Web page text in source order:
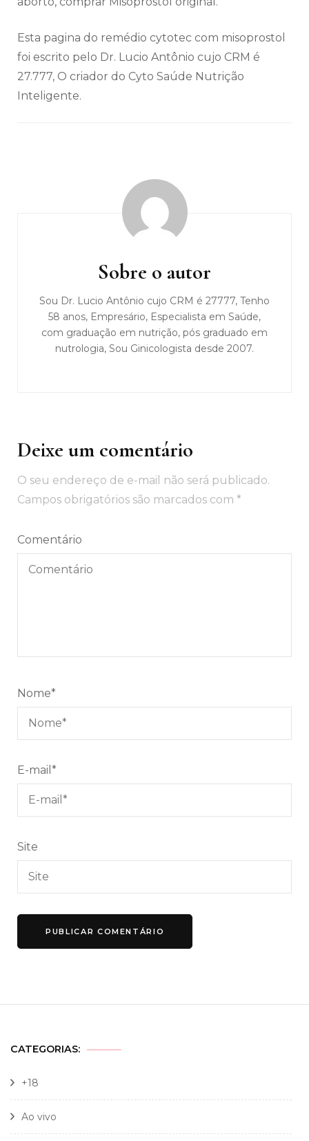
Esta pagina do remédio cytotec com misoprostol
foi escrito pelo Dr. Lucio Antônio cujo CRM é
27.777, O criador do Cyto Saúde Nutrição
Inteligente.
Sobre o autor
Sou Dr. Lucio Antônio cujo CRM é 27777, Tenho
58 anos, Empresário, Especialista em Saúde,
com graduação em nutrição, pós graduado em
nutrologia, Sou Ginicologista desde 2007.
Deixe um comentário
O seu endereço de e-mail não será publicado.
Campos obrigatórios são marcados com *
Comentário
Nome*
E-mail *
Site
CATEGORIAS:
+18
Ao vivo